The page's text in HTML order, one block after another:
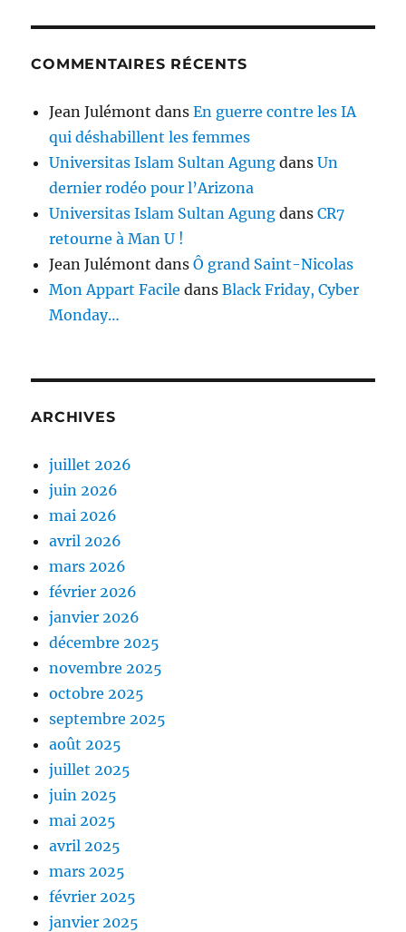
COMMENTAIRES RÉCENTS
Jean Julémont dansEn guerre contre les IA
qui déshabillent les femmes
Universitas Islam Sultan Agung dansUn
dernier rodéo pour l’Arizona
Universitas Islam Sultan Agung dansCR7
retourne à Man U !
Jean Julémont dansÔ grand Saint-Nicolas
Mon Appart Facile dansBlack Friday, Cyber
Monday…
ARCHIVES
juillet 2026
juin 2026
mai 2026
avril 2026
mars 2026
février 2026
janvier 2026
décembre 2025
novembre 2025
octobre 2025
septembre 2025
août 2025
juillet 2025
juin 2025
mai 2025
avril 2025
mars 2025
février 2025
janvier 2025